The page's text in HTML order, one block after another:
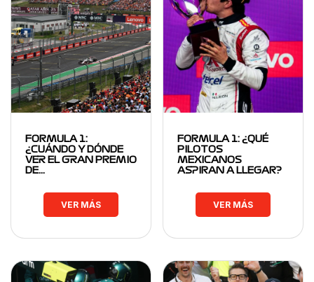
FORMULA 1:
¿CUÁNDO Y DÓNDE
VER EL GRAN PREMIO
DE…
VER MÁS
FORMULA 1: ¿QUÉ
PILOTOS
MEXICANOS
ASPIRAN A LLEGAR?
VER MÁS